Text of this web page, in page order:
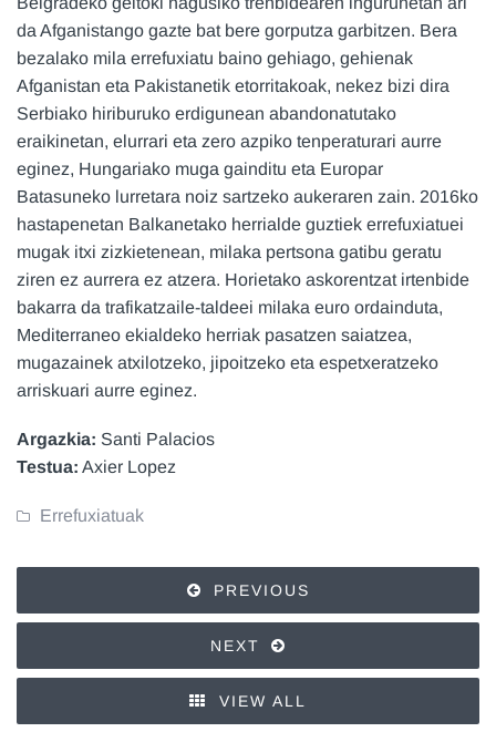
da Afganistango gazte bat bere gorputza garbitzen. Bera
bezalako mila errefuxiatu baino gehiago, gehienak
Afganistan eta Pakistanetik etorritakoak, nekez bizi dira
Serbiako hiriburuko erdigunean abandonatutako
eraikinetan, elurrari eta zero azpiko tenperaturari aurre
eginez, Hungariako muga gainditu eta Europar
Batasuneko lurretara noiz sartzeko aukeraren zain. 2016ko
hastapenetan Balkanetako herrialde guztiek errefuxiatuei
mugak itxi zizkietenean, milaka pertsona gatibu geratu
ziren ez aurrera ez atzera. Horietako askorentzat irtenbide
bakarra da trafikatzaile-taldeei milaka euro ordainduta,
Mediterraneo ekialdeko herriak pasatzen saiatzea,
mugazainek atxilotzeko, jipoitzeko eta espetxeratzeko
arriskuari aurre eginez.
Argazkia: Santi Palacios
Testua: Axier Lopez
Errefuxiatuak
PREVIOUS
NEXT
VIEW ALL